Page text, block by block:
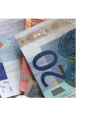
vorbei